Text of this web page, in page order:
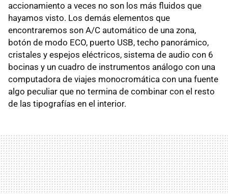
accionamiento a veces no son los más fluidos que
hayamos visto. Los demás elementos que
encontraremos son A/C automático de una zona,
botón de modo ECO, puerto USB, techo panorámico,
cristales y espejos eléctricos, sistema de audio con 6
bocinas y un cuadro de instrumentos análogo con una
computadora de viajes monocromática con una fuente
algo peculiar que no termina de combinar con el resto
de las tipografías en el interior.